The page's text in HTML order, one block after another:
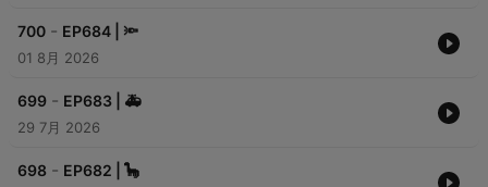
700 - EP684 | 🔦
01 8月 2026
699 - EP683 | 🚑
29 7月 2026
698 - EP682 | 🦕